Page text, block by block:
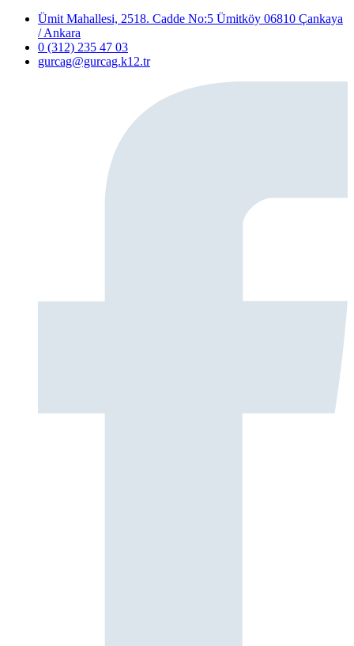
Ümit Mahallesi, 2518. Cadde No:5 Ümitköy 06810 Çankaya
/ Ankara
0 (312) 235 47 03
gurcag@gurcag.k12.tr